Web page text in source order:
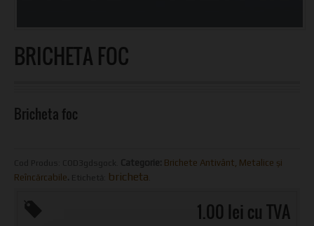
BRICHETA FOC
Bricheta foc
Brichete Antivânt, Metalice și
Reîncărcabile
bricheta
1.00 lei cu TVA